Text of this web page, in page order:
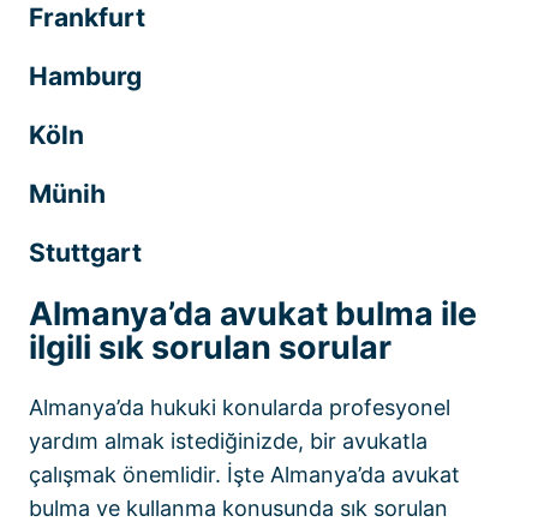
Frankfurt
Hamburg
Köln
Münih
Stuttgart
Almanya’da avukat bulma ile
ilgili sık sorulan sorular
Almanya’da hukuki konularda profesyonel
yardım almak istediğinizde, bir avukatla
çalışmak önemlidir. İşte Almanya’da avukat
bulma ve kullanma konusunda sık sorulan